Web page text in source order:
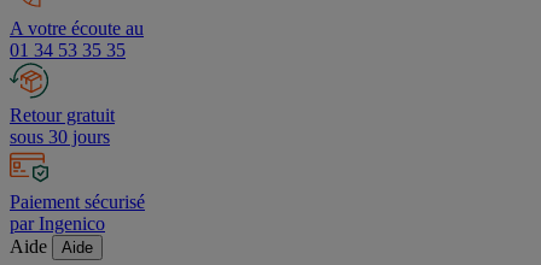
A votre écoute au
01 34 53 35 35
Retour gratuit
sous 30 jours
Paiement sécurisé
par Ingenico
Aide
Aide